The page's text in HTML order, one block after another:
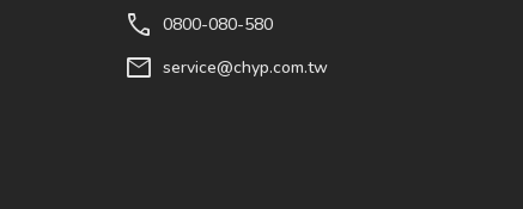
call 0800-080-580
mail service@chyp.com.tw